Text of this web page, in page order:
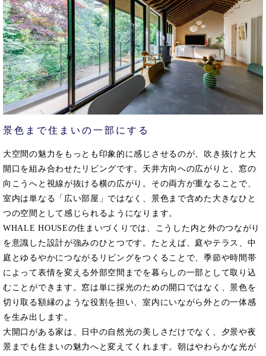
景色まで住まいの一部にする
大空間の魅力をもっとも印象的に感じさせるのが、吹き抜けと大
開口を組み合わせたリビングです。天井方向への広がりと、窓の
向こうへと視線が抜ける横の広がり。その両方が重なることで、
室内は単なる「広い部屋」ではなく、景色まで含めた大きなひと
つの空間として感じられるようになります。
WHALE HOUSEの住まいづくりでは、こうした内と外のつながり
を意識した設計が強みのひとつです。たとえば、庭やテラス、中
庭とゆるやかにつながるリビングをつくることで、季節や時間帯
によって表情を変える外部空間までを暮らしの一部として取り込
むことができます。窓は単に採光のための開口ではなく、景色を
切り取る額縁のような役割を担い、室内にいながら外との一体感
を生み出します。
大開口がある家は、日中の自然光の美しさだけでなく、夕景や夜
景までも住まいの魅力へと変えてくれます。朝はやわらかな光が